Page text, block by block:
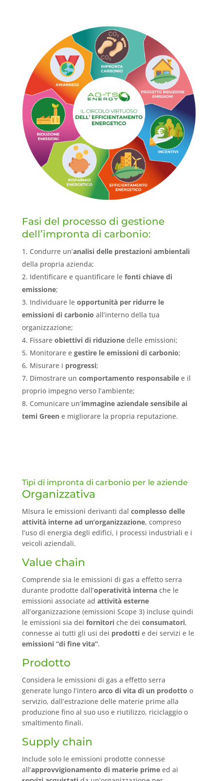
Fasi del processo di gestione
dell’impronta di carbonio:
Condurre un’analisi delle prestazioni ambientali
della propria azienda;
Identificare e quantificare le fonti chiave di
emissione;
Individuare le opportunità per ridurre le
emissioni di carbonio all’interno della tua
organizzazione;
Fissare obiettivi di riduzionedelle emissioni;
Monitorare e gestire le emissioni di carbonio;
Misurare i progressi;
Dimostrare un comportamento responsabilee il
proprio impegno verso l’ambiente;
Comunicare un’immagine aziendale sensibile ai
temi Greene migliorare la propria reputazione.
Tipi di impronta di carbonio per le aziende
Organizzativa
Misura le emissioni derivanti dal complesso delle
attività interne ad un’organizzazione, compreso
l’uso di energia degli edifici, i processi industriali e i
veicoli aziendali.
Value chain
Comprende sia le emissioni di gas a effetto serra
durante prodotte dall’operatività internache le
emissioni associate ad attività esterne
all’organizzazione (emissioni Scope 3) incluse quindi
le emissioni sia dei fornitoriche dei consumatori,
connesse ai tutti gli usi dei prodottie dei servizi e le
emissioni “di fine vita”.
Prodotto
Considera le emissioni di gas a effetto serra
generate lungo l’intero arco di vita di un prodotto o
servizio, dall’estrazione delle materie prime alla
produzione fino al suo uso e riutilizzo, riciclaggio o
smaltimento finali.
Supply chain
Include solo le emissioni prodotte connesse
all’approvvigionamento di materie primeed ai